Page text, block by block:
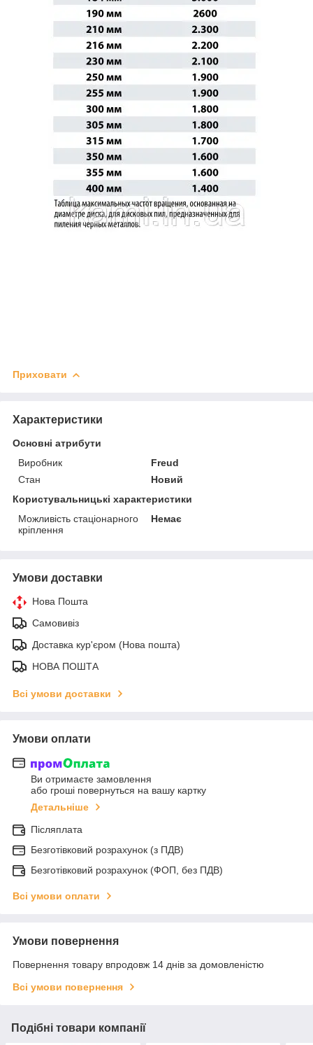
Приховати
Характеристики
Основні атрибути
Виробник
Freud
Стан
Новий
Користувальницькі характеристики
Можливість стаціонарного
кріплення
Немає
Умови доставки
Нова Пошта
Самовивіз
Доставка кур'єром (Нова пошта)
НОВА ПОШТА
Всі умови доставки
Умови оплати
Ви отримаєте замовлення
або гроші повернуться на вашу картку
Детальніше
Післяплата
Безготівковий розрахунок (з ПДВ)
Безготівковий розрахунок (ФОП, без ПДВ)
Всі умови оплати
Умови повернення
Повернення товару впродовж 14 днів за домовленістю
Всі умови повернення
Подібні товари компанії